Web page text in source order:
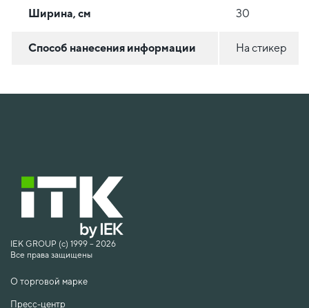
Ширина, см 30
Способ нанесения информации На стикер
IEK GROUP (c) 1999 – 2026
Все права защищены
О торговой марке
Пресс-центр